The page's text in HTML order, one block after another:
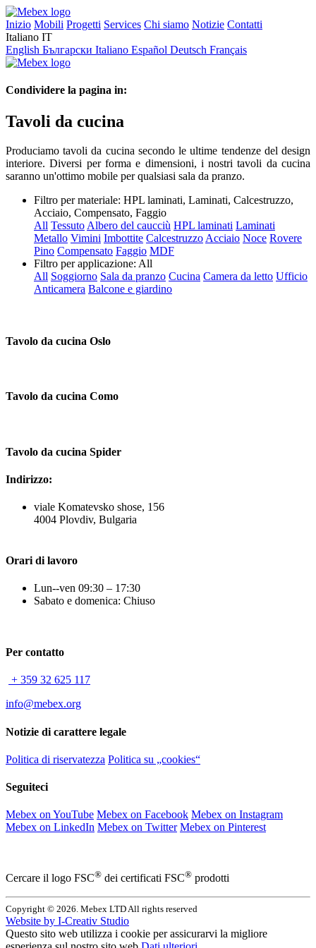
Inizio Mobili Progetti Services Chi siamo Notizie Contatti
Italiano IT
English Български Italiano Español Deutsch Français
Condividere la pagina in:
Tavoli da cucina
Produciamo tavoli da cucina secondo le ultime tendenze del design
interiore. Diversi per forma e dimensioni, i nostri tavoli da cucina
saranno un'ottimo mobile per qualsiasi sala da pranzo.
Filtro per materiale: HPL laminati, Laminati, Calcestruzzo,
Acciaio, Compensato, Faggio
All TessutoAlbero del caucciù HPL laminati Laminati
Metallo Vimini Imbottite CalcestruzzoAcciaio Noce Rovere
Pino Compensato Faggio MDF
Filtro per applicazione: All
All Soggiorno Sala da pranzo Cucina Camera da letto Ufficio
Anticamera Balcone e giardino
Tavolo da cucina Oslo
Tavolo da cucina Como
Tavolo da cucina Spider
Indirizzo:
viale Komatevsko shose, 156
4004 Plovdiv, Bulgaria
Orari di lavoro
Lun--ven 09:30 – 17:30
Sabato e domenica: Chiuso
Per contatto
+ 359 32 625 117
info@mebex.org
Notizie di carattere legale
Politica di riservatezza Politica su „cookies“
Seguiteci
Mebex on YouTube Mebex on Facebook Mebex on Instagram
Mebex on LinkedIn Mebex on Twitter Mebex on Pinterest
Cercare il logo FSC® dei certificati FSC® prodotti
Copyright © 2026. Mebex LTD All rights reserved
Website by I-Creativ Studio
Questo sito web utilizza i cookie per assicurarvi la migliore